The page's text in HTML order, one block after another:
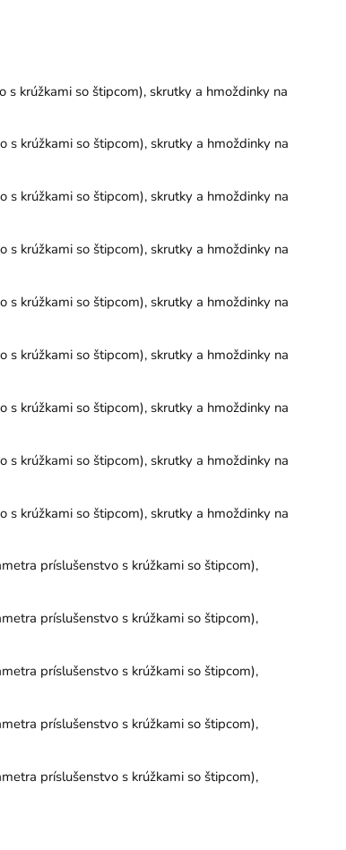
krúžkami so štipcom), skrutky a hmoždinky na
krúžkami so štipcom), skrutky a hmoždinky na
krúžkami so štipcom), skrutky a hmoždinky na
krúžkami so štipcom), skrutky a hmoždinky na
krúžkami so štipcom), skrutky a hmoždinky na
krúžkami so štipcom), skrutky a hmoždinky na
krúžkami so štipcom), skrutky a hmoždinky na
krúžkami so štipcom), skrutky a hmoždinky na
krúžkami so štipcom), skrutky a hmoždinky na
príslušenstvo s krúžkami so štipcom),
príslušenstvo s krúžkami so štipcom),
príslušenstvo s krúžkami so štipcom),
príslušenstvo s krúžkami so štipcom),
príslušenstvo s krúžkami so štipcom),